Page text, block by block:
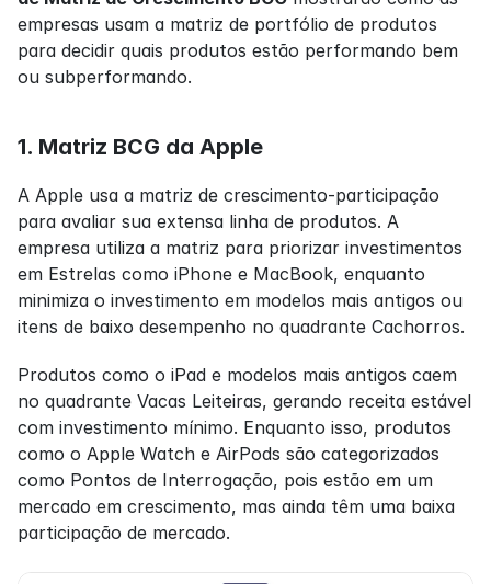
empresas usam a matriz de portfólio de produtos
para decidir quais produtos estão performando bem
ou subperformando.
1. Matriz BCG da Apple
A Apple usa a matriz de crescimento-participação
para avaliar sua extensa linha de produtos. A
empresa utiliza a matriz para priorizar investimentos
em Estrelas como iPhone e MacBook, enquanto
minimiza o investimento em modelos mais antigos ou
itens de baixo desempenho no quadrante Cachorros.
Produtos como o iPad e modelos mais antigos caem
no quadrante Vacas Leiteiras, gerando receita estável
com investimento mínimo. Enquanto isso, produtos
como o Apple Watch e AirPods são categorizados
como Pontos de Interrogação, pois estão em um
mercado em crescimento, mas ainda têm uma baixa
participação de mercado.